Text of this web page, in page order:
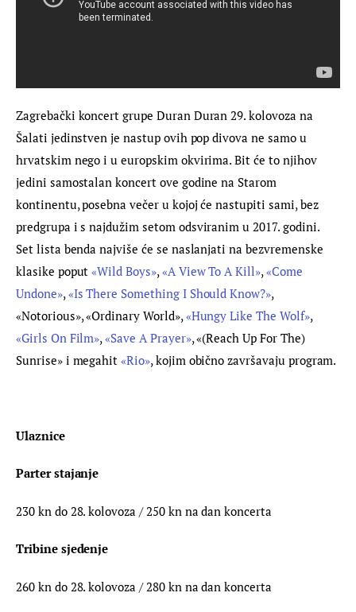
Zagrebački koncert grupe Duran Duran 29. kolovoza na
Šalati jedinstven je nastup ovih pop divova ne samo u
hrvatskim nego i u europskim okvirima. Bit će to njihov
jedini samostalan koncert ove godine na Starom
kontinentu, posebna večer u kojoj će nastupiti sami, bez
predgrupa i s najdužim setom odsviranim u 2017. godini.
Set lista benda najviše će se naslanjati na bezvremenske
klasike poput «Wild Boys», «A View To A Kill», «Come
Undone», «Is There Something I Should Know?»,
«Notorious», «Ordinary World», «Hungy Like The Wolf»,
«Girls On Film», «Save A Prayer», «(Reach Up For The)
Sunrise» i megahit «Rio», kojim obično završavaju program.
Ulaznice
Parter stajanje
230 kn do 28. kolovoza / 250 kn na dan koncerta
Tribine sjedenje
260 kn do 28. kolovoza / 280 kn na dan koncerta